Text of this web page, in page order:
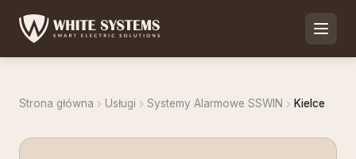
Strona główna Usługi Systemy Alarmowe SSWIN Kielce